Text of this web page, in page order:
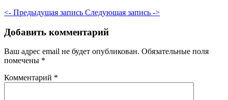
<- Предыдущая запись Следующая запись ->
Добавить комментарий
Ваш адрес email не будет опубликован. Обязательные поля
помечены *
Комментарий *